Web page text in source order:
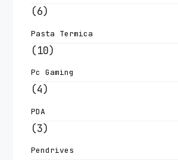
(6)
Pasta Termica
(10)
Pc Gaming
(4)
PDA
(3)
Pendrives